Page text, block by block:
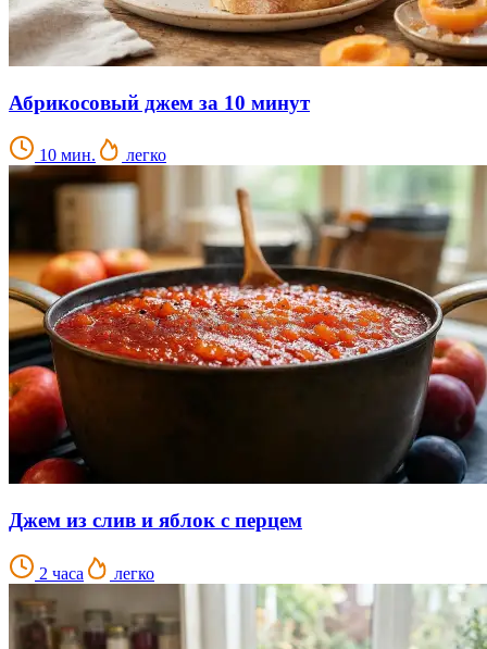
Абрикосовый джем за 10 минут
10 мин. легко
Джем из слив и яблок с перцем
2 часа легко